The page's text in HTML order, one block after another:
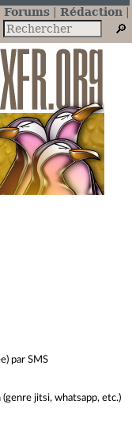
Forums
Rédaction
par SMS
jitsi, whatsapp, etc.)